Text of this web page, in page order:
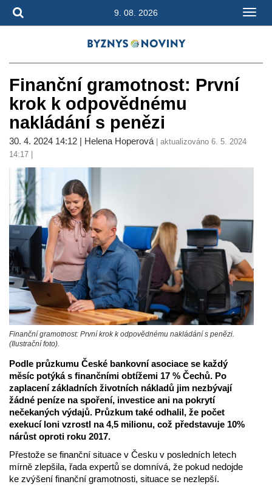
9. 08. 2026
Finanční gramotnost: První
krok k odpovědnému
nakládání s penězi
30. 4. 2024 14:12 | Helena Hoperová| aktualizováno 6. 5. 2024
14:17 |
Finanční gramotnost: První krok k odpovědnému nakládání s penězi.
(Ilustrační foto).
Podle průzkumu České bankovní asociace se každý
měsíc potýká s finančními obtížemi 17 % Čechů. Po
zaplacení základních životních nákladů jim nezbývají
žádné peníze na spoření, investice ani na pokrytí
nečekaných výdajů. Průzkum také odhalil, že počet
exekucí loni vzrostl na 4,5 milionu, což představuje 10%
nárůst oproti roku 2017.
Přestože se finanční situace v Česku v posledních letech
mírně zlepšila, řada expertů se domnívá, že pokud nedojde
ke zvýšení finanční gramotnosti, situace se nezlepší.